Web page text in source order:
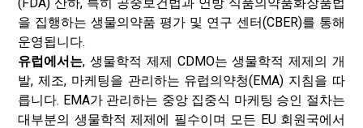
을 집행하는 생물의약품 평가 및 연구 센터(CBER)를 통해
운영됩니다.
유럽에서는, 생물학적 제제 CDMO는 생물학적 제제의 개
발, 제조, 마케팅을 관리하는 유럽의약청(EMA) 지침을 따
릅니다. EMA가 관리하는 중앙 집중식 마케팅 승인 절차는
대부분의 생물학적 제제에 필수이며 모든 EU 회원국에서